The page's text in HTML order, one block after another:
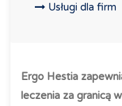
Usługi dla firm
Ergo Hestia
leczenia za granicą